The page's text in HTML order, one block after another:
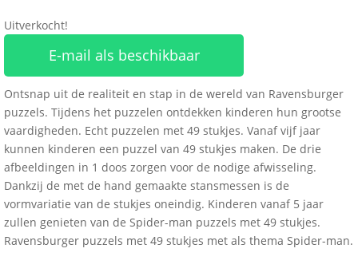
Uitverkocht!
E-mail als beschikbaar
Ontsnap uit de realiteit en stap in de wereld van Ravensburger
puzzels. Tijdens het puzzelen ontdekken kinderen hun grootse
vaardigheden. Echt puzzelen met 49 stukjes. Vanaf vijf jaar
kunnen kinderen een puzzel van 49 stukjes maken. De drie
afbeeldingen in 1 doos zorgen voor de nodige afwisseling.
Dankzij de met de hand gemaakte stansmessen is de
vormvariatie van de stukjes oneindig. Kinderen vanaf 5 jaar
zullen genieten van de Spider-man puzzels met 49 stukjes.
Ravensburger puzzels met 49 stukjes met als thema Spider-man.